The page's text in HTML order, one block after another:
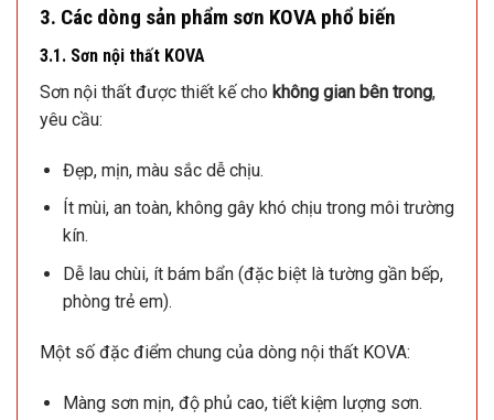
3. Các dòng sản phẩm sơn KOVA phổ biến
3.1. Sơn nội thất KOVA
Sơn nội thất được thiết kế cho không gian bên trong,
yêu cầu:
Đẹp, mịn, màu sắc dễ chịu.
Ít mùi, an toàn, không gây khó chịu trong môi trường
kín.
Dễ lau chùi, ít bám bẩn (đặc biệt là tường gần bếp,
phòng trẻ em).
Một số đặc điểm chung của dòng nội thất KOVA:
Màng sơn mịn, độ phủ cao, tiết kiệm lượng sơn.